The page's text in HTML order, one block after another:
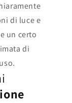
di luce e
un certo
di